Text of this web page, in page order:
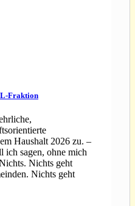
Fraktion
Haushalt 2026 zu. –
ich sagen, ohne mich
Nichts geht
Nichts geht